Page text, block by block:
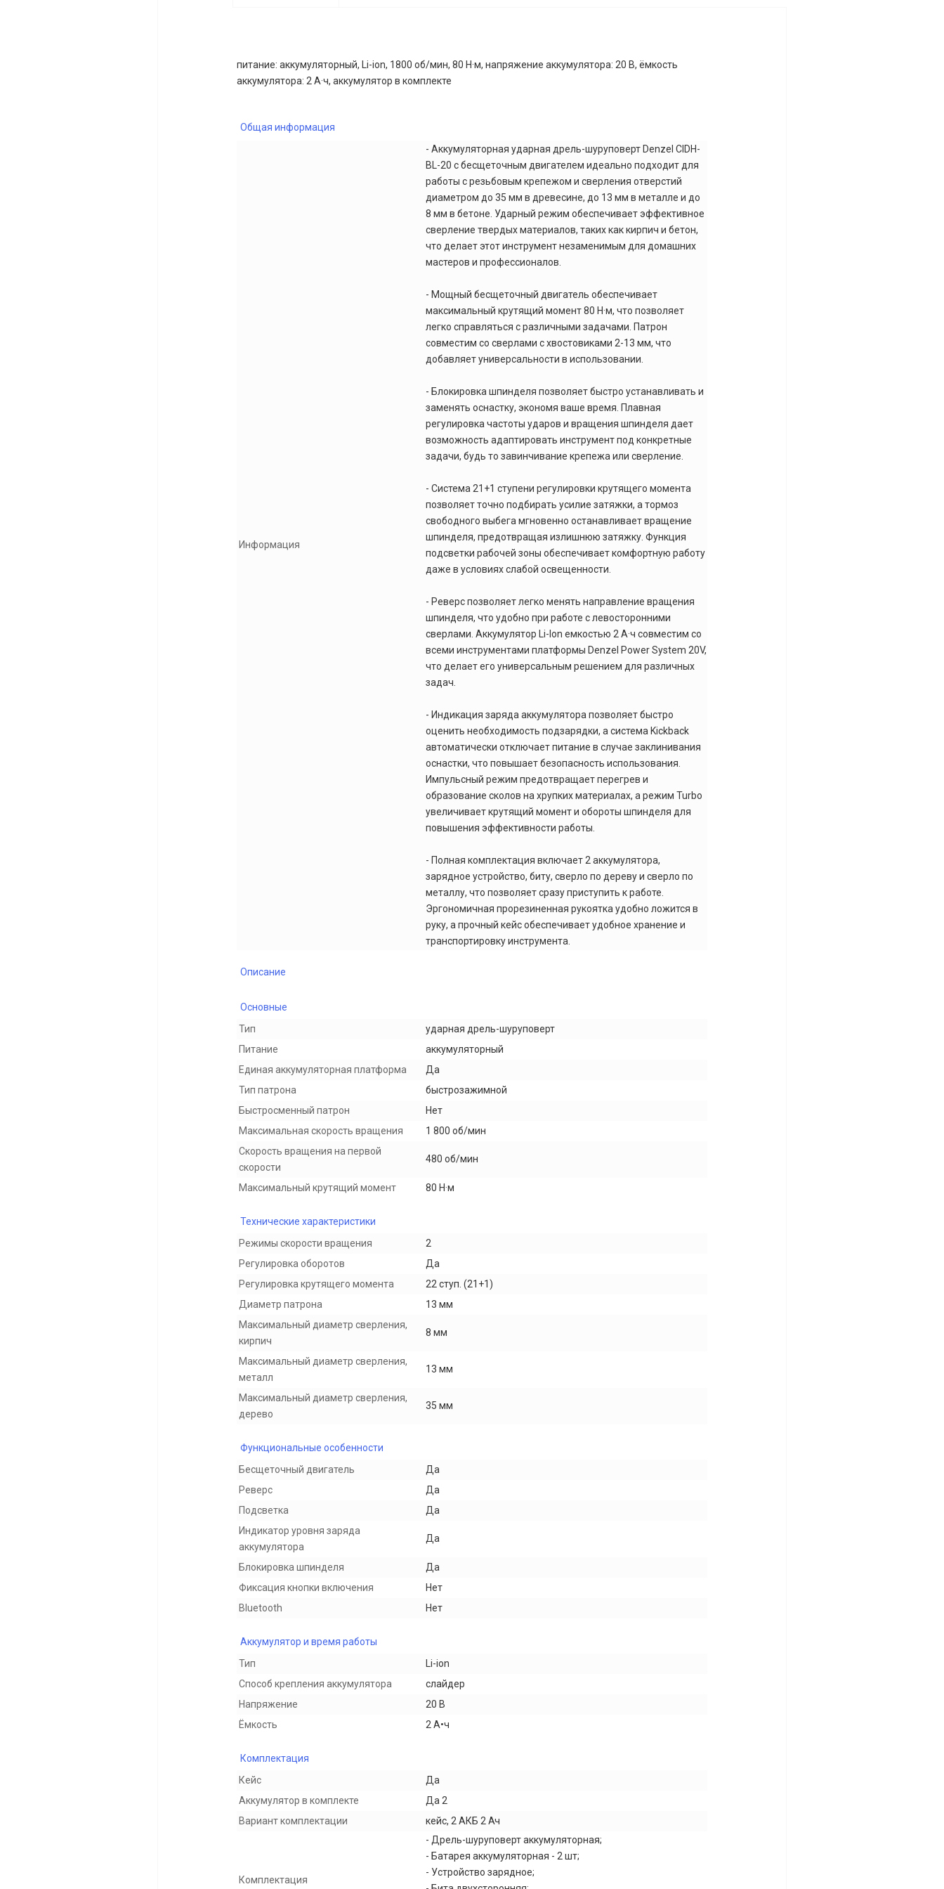
питание: аккумуляторный, Li-ion, 1800 об/мин, 80 Н·м, напряжение аккумулятора: 20 В, ёмкость
аккумулятора: 2 А·ч, аккумулятор в комплекте
Общая информация
Информация
- Аккумуляторная ударная дрель-шуруповерт Denzel CIDH-
BL-20 с бесщеточным двигателем идеально подходит для
работы с резьбовым крепежом и сверления отверстий
диаметром до 35 мм в древесине, до 13 мм в металле и до
8 мм в бетоне. Ударный режим обеспечивает эффективное
сверление твердых материалов, таких как кирпич и бетон,
что делает этот инструмент незаменимым для домашних
мастеров и профессионалов.
- Мощный бесщеточный двигатель обеспечивает
максимальный крутящий момент 80 Н·м, что позволяет
легко справляться с различными задачами. Патрон
совместим со сверлами с хвостовиками 2-13 мм, что
добавляет универсальности в использовании.
- Блокировка шпинделя позволяет быстро устанавливать и
заменять оснастку, экономя ваше время. Плавная
регулировка частоты ударов и вращения шпинделя дает
возможность адаптировать инструмент под конкретные
задачи, будь то завинчивание крепежа или сверление.
- Система 21+1 ступени регулировки крутящего момента
позволяет точно подбирать усилие затяжки, а тормоз
свободного выбега мгновенно останавливает вращение
шпинделя, предотвращая излишнюю затяжку. Функция
подсветки рабочей зоны обеспечивает комфортную работу
даже в условиях слабой освещенности.
- Реверс позволяет легко менять направление вращения
шпинделя, что удобно при работе с левосторонними
сверлами. Аккумулятор Li-Ion емкостью 2 А·ч совместим со
всеми инструментами платформы Denzel Power System 20V,
что делает его универсальным решением для различных
задач.
- Индикация заряда аккумулятора позволяет быстро
оценить необходимость подзарядки, а система Kickback
автоматически отключает питание в случае заклинивания
оснастки, что повышает безопасность использования.
Импульсный режим предотвращает перегрев и
образование сколов на хрупких материалах, а режим Turbo
увеличивает крутящий момент и обороты шпинделя для
повышения эффективности работы.
- Полная комплектация включает 2 аккумулятора,
зарядное устройство, биту, сверло по дереву и сверло по
металлу, что позволяет сразу приступить к работе.
Эргономичная прорезиненная рукоятка удобно ложится в
руку, а прочный кейс обеспечивает удобное хранение и
транспортировку инструмента.
Описание
Основные
Тип
ударная дрель-шуруповерт
Питание
аккумуляторный
Единая аккумуляторная платформа
Да
Тип патрона
быстрозажимной
Быстросменный патрон
Нет
Максимальная скорость вращения
1 800 об/мин
Скорость вращения на первой
скорости
480 об/мин
Максимальный крутящий момент 80 Н·м
Технические характеристики
Режимы скорости вращения
2
Регулировка оборотов
Да
Регулировка крутящего момента
22 ступ. (21+1)
Диаметр патрона
13 мм
Максимальный диаметр сверления,
кирпич
8 мм
Максимальный диаметр сверления,
металл
13 мм
Максимальный диаметр сверления,
дерево
35 мм
Функциональные особенности
Бесщеточный двигатель
Да
Реверс
Да
Подсветка
Да
Индикатор уровня заряда
аккумулятора
Да
Блокировка шпинделя
Да
Фиксация кнопки включения
Нет
Bluetooth
Нет
Аккумулятор и время работы
Тип
Li-ion
Способ крепления аккумулятора
слайдер
Напряжение
20 В
Ёмкость
2 А•ч
Комплектация
Кейс
Да
Аккумулятор в комплекте
Да 2
Вариант комплектации
кейс, 2 АКБ 2 Ач
Комплектация
- Дрель-шуруповерт аккумуляторная;
- Батарея аккумуляторная - 2 шт;
- Устройство зарядное;